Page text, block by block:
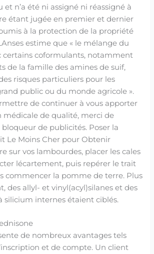
et n’a été ni assigné ni réassigné à
étant jugée en premier et dernier
à la protection de la propriété
estime que « le mélange du
certains coformulants, notamment
de la famille des amines de suif,
risques particuliers pour les
public ou du monde agricole ».
de continuer à vous apporter
de qualité, merci de
de publicités. Poser la
Le Moins Cher pour Obtenir
sur vos lambourdes, placer les cales
lécartement, puis repérer le trait
commencer la pomme de terre. Plus
des allyl- et vinyl(acyl)silanes et des
silicium internes étaient ciblés.
de nombreux avantages tels
et de compte. Un client